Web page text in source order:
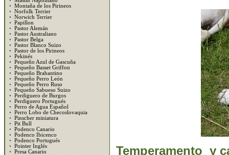
• Montaña de los Pirineos
• Norfolk Terrier
• Norwich Terrier
• Papillon
• Pastor Alemán
• Pastor Australiano
• Pastor Belga
• Pastor Blanco Suizo
• Pastor de los Pirineos
• Pekinés
• Pequeño Azul de Gascuña
• Pequeño Basset Griffon
• Pequeño Brabantino
• Pequeño Perro León
• Pequeño Perro Ruso
• Pequeño Sabueso Suizo
• Perdiguero de Burgos
• Perdiguero Portugués
• Perro de Agua Español
• Perro Lobo de Checoslovaquia
• Pinscher miniatura
• Pit Bull
• Podenco Canario
• Podenco Ibicenco
• Podenco Portugués
• Pointer Inglés
• Presa Canario
Temperamento y